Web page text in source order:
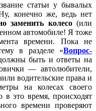
статьи у бывалых
конечно же, ведь нет
заменить колесо(или
автомобиле! Я тоже
времени. Пока не
в разделе «Вопрос-
быть и ответы на
— автолюбители,
водительские права и
на колесах своего
в это время, происходят
времени проверяют